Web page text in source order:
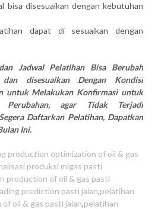
bisa disesuaikan dengan kebutuhan
dapat di sesuaikan dengan
Jadwal Pelatihan Bisa Berubah
dan disesuaikan Dengan Kondisi
untuk Melakukan Konfirmasi untuk
Perubahan, agar Tidak Terjadi
Daftarkan Pelatihan, Dapatkan
Ini.
production optimization of oil & gas
produksi migas pasti
production of oil & gas pasti
prediction pasti jalan,pelatihan
oil & gas pasti jalan,pelatihan